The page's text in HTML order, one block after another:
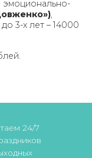
эмоционально-
,
3-х лет – 14000
24/7